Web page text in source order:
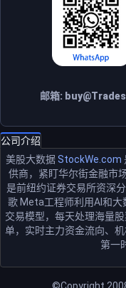
邮箱:
公司介绍
美股大数据StockWe.com
供商，紧盯华尔街金融市
是前纽约证券交易所资深
歌 Meta工程师利用AI和
交易模型，每天处理海量
单，实时主力资金流向、
第一
©Copyright